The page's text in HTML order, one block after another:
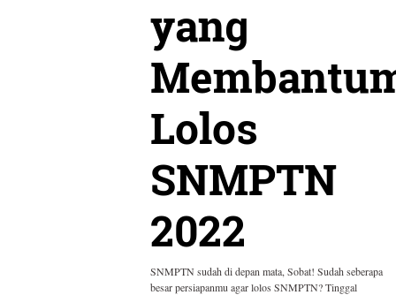
yang
Lolos
SNMPTN
2022
SNMPTN sudah di depan mata, Sobat! Sudah seberapa
besar persiapanmu agar lolos SNMPTN? Tinggal